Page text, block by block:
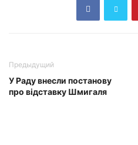
Предыдущий
У Раду внесли постанову
про відставку Шмигаля